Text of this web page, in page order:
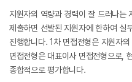
지원자의 역량과 경력이 잘 드러나는
제출하면 선발된 지원자에 한하여 실
진행합니다. 1차 면접전형은 지원자
면접전형은 대표이사 면접전형으로,
종합적으로 평가합니다.